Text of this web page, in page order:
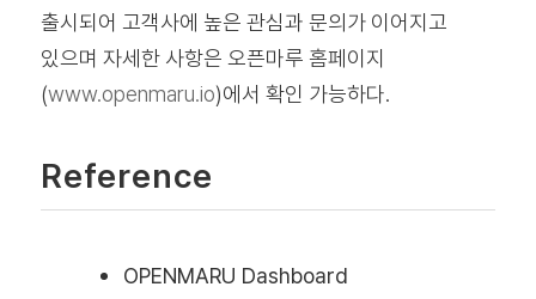
출시되어 고객사에 높은 관심과 문의가 이어지고
있으며 자세한 사항은 오픈마루 홈페이지
(www.openmaru.io)에서 확인 가능하다.
Reference
OPENMARU Dashboard